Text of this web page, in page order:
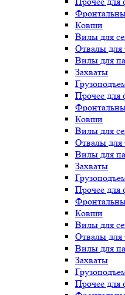
Ковши
Вилы для
Отвалы для
Вилы для
Захваты
Прочее для
Ковши
Вилы для
Отвалы для
Вилы для
Захваты
Прочее для
Ковши
Вилы для
Отвалы для
Вилы для
Захваты
Прочее для